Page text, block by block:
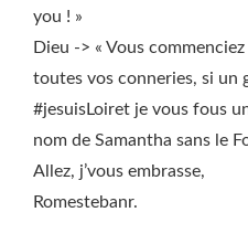
you ! »
Dieu -> « Vous
toutes vos conneries, si un
#jesuisLoiret je vous fous
nom de Samantha sans le
Allez, j’vous embrasse,
Romestebanr.